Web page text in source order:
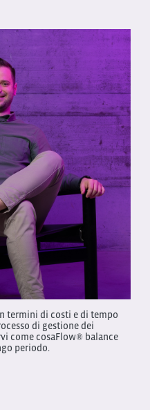
termini di costi e di tempo
di gestione dei
come cosaFlow® balance
periodo.